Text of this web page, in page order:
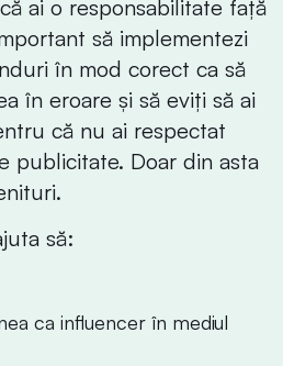
ai o responsabilitate față
să implementezi
în mod corect ca să
în eroare și să eviți să ai
că nu ai respectat
publicitate. Doar din asta
să:
ca influencer în mediul